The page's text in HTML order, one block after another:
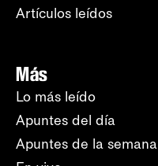
Artículos leídos
Más
Lo más leído
Apuntes del día
Apuntes de la semana